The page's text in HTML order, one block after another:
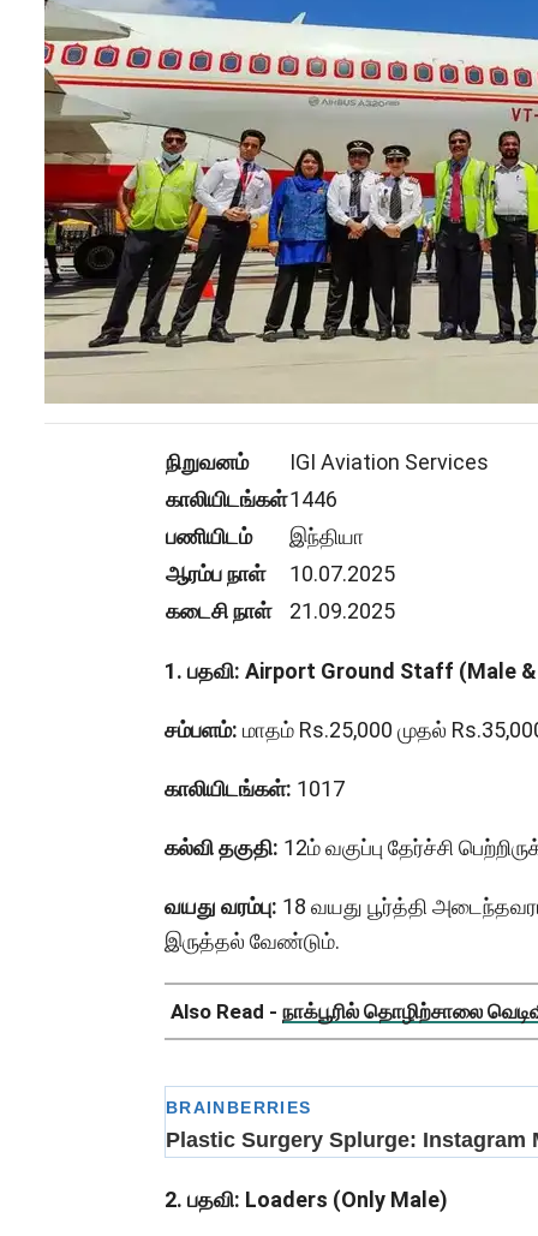
நிறுவனம்
IGI Aviation Services
காலியிடங்கள்1446
பணியிடம்
இந்தியா
ஆரம்ப நாள்
10.07.2025
கடைசி நாள்
21.09.2025
1. பதவி: Airport Ground Staff (Male
சம்பளம்: மாதம் Rs.25,000 முதல்
காலியிடங்கள்: 1017
கல்வி தகுதி: 12ம் வகுப்பு தேர்ச்சி
வயது வரம்பு: 18 வயது பூர்த்தி
இருத்தல் வேண்டும்.
Also Read - நாக்பூரில் தொழிற்சாலை
2. பதவி: Loaders (Only Male)